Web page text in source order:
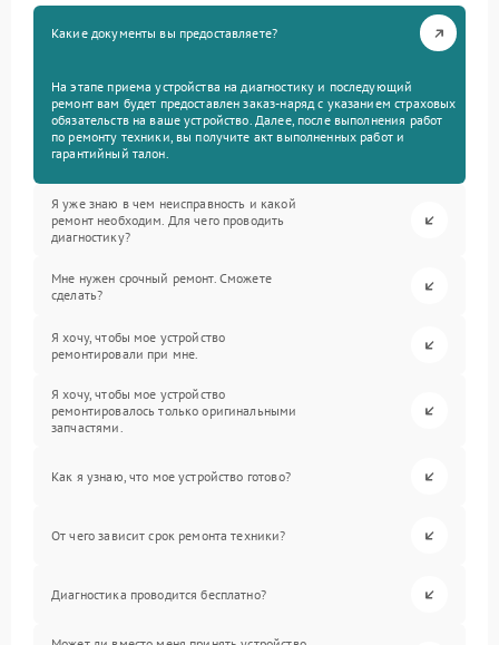
Какие документы вы предоставляете?
На этапе приема устройства на диагностику и последующий
ремонт вам будет предоставлен заказ-наряд с указанием страховых
обязательств на ваше устройство. Далее, после выполнения работ
по ремонту техники, вы получите акт выполненных работ и
гарантийный талон.
Я уже знаю в чем неисправность и какой
ремонт необходим. Для чего проводить
диагностику?
Мне нужен срочный ремонт. Сможете
сделать?
Я хочу, чтобы мое устройство
ремонтировали при мне.
Я хочу, чтобы мое устройство
ремонтировалось только оригинальными
запчастями.
Как я узнаю, что мое устройство готово?
От чего зависит срок ремонта техники?
Диагностика проводится бесплатно?